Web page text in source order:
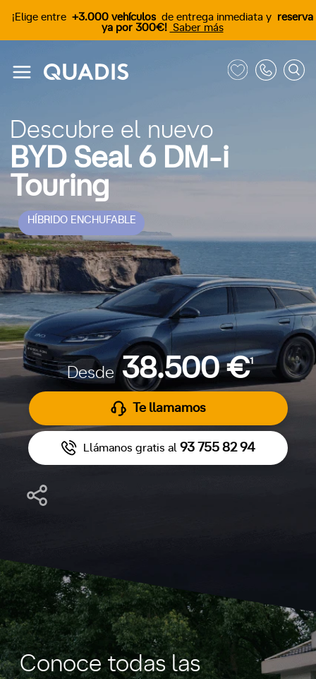
¡Elige entre +3.000 vehículos de entrega inmediata y reserva
ya por 300€! Saber más
Descubre el nuevo
BYD Seal 6 DM-i
Touring
HÍBRIDO ENCHUFABLE
Desde 38.500 €1
Te llamamos
Llámanos gratis al 93 755 82 94
Conoce todas las